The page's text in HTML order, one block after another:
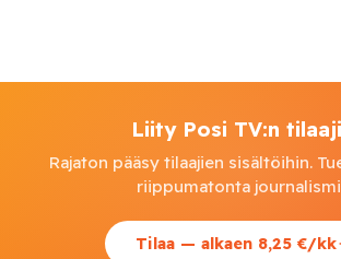
Liity Posi TV:n
Rajaton pääsy tilaajien sisältöihin.
riippumatonta
Tilaa — alkaen 8,25 €/kk